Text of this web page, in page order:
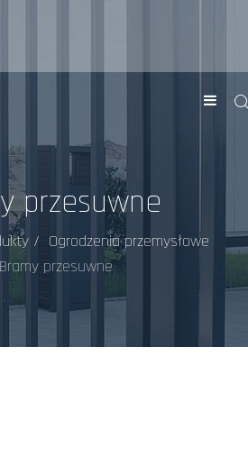
przesuwne
Ogrodzenia przemysłowe
Bramy przesuwne